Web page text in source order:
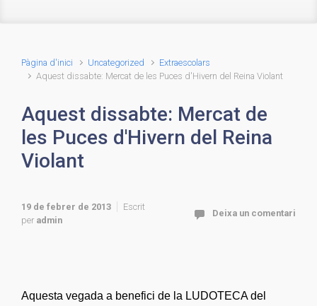
Pàgina d'inici Uncategorized
Extraescolars
Aquest dissabte: Mercat de les Puces d'Hivern del Reina Violant
Aquest dissabte: Mercat de
les Puces d'Hivern del Reina
Violant
19 de febrer de 2013
Escrit
per admin
Deixa un comentari
Aquesta vegada a benefici de la LUDOTECA del